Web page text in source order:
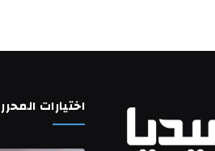
اختيارات المحرر